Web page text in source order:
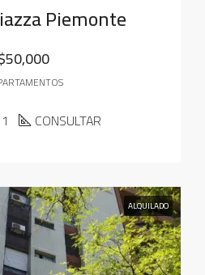
Piemonte
1 CONSULTAR
ALQUILADO